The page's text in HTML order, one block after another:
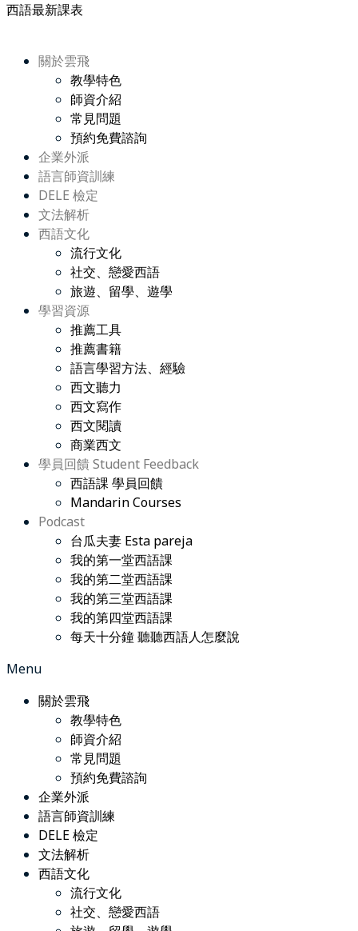
西語最新課表
關於雲飛
教學特色
師資介紹
常見問題
預約免費諮詢
企業外派
語言師資訓練
DELE 檢定
文法解析
西語文化
流行文化
社交、戀愛西語
旅遊、留學、遊學
學習資源
推薦工具
推薦書籍
語言學習方法、經驗
西文聽力
西文寫作
西文閱讀
商業西文
學員回饋 Student Feedback
西語課 學員回饋
Mandarin Courses
Podcast
台瓜夫妻 Esta pareja
我的第一堂西語課
我的第二堂西語課
我的第三堂西語課
我的第四堂西語課
每天十分鐘 聽聽西語人怎麼說
Menu
關於雲飛
教學特色
師資介紹
常見問題
預約免費諮詢
企業外派
語言師資訓練
DELE 檢定
文法解析
西語文化
流行文化
社交、戀愛西語